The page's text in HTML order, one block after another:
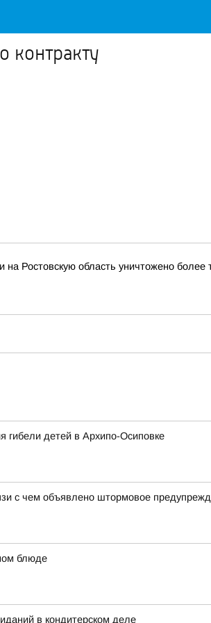
контракту
Ростовскую область уничтожено более
гибели детей в Архипо-Осиповке
с чем объявлено штормовое
блюде
в кондитерском деле